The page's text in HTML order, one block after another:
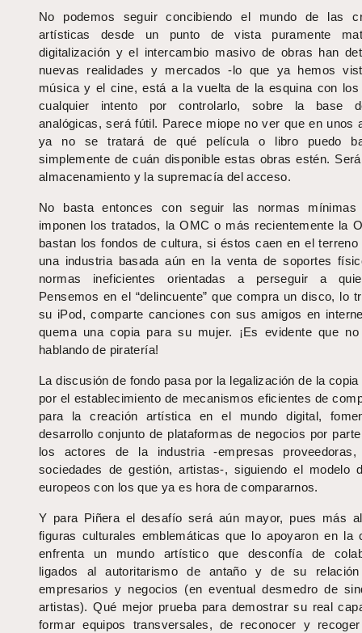
No podemos seguir concibiendo el mundo de las
artísticas desde un punto de vista puramente
digitalización y el intercambio masivo de obras han
nuevas realidades y mercados -lo que ya hemos
música y el cine, está a la vuelta de la esquina con
cualquier intento por controlarlo, sobre la base
analógicas, será fútil. Parece miope no ver que en unos
ya no se tratará de qué película o libro puedo
simplemente de cuán disponible estas obras estén.
almacenamiento y la supremacía del acceso.
No basta entonces con seguir las normas
imponen los tratados, la OMC o más recientemente la
bastan los fondos de cultura, si éstos caen en el terreno
una industria basada aún en la venta de soportes
normas ineficientes orientadas a perseguir a
Pensemos en el “delincuente” que compra un disco, lo
su iPod, comparte canciones con sus amigos en
quema una copia para su mujer. ¡Es evidente que
hablando de piratería!
La discusión de fondo pasa por la legalización de la
por el establecimiento de mecanismos eficientes de
para la creación artística en el mundo digital,
desarrollo conjunto de plataformas de negocios por
los actores de la industria -empresas proveedoras,
sociedades de gestión, artistas-, siguiendo el modelo
europeos con los que ya es hora de compararnos.
Y para Piñera el desafío será aún mayor, pues más
figuras culturales emblemáticas que lo apoyaron en la
enfrenta un mundo artístico que desconfía de
ligados al autoritarismo de antaño y de su
empresarios y negocios (en eventual desmedro de
artistas). Qué mejor prueba para demostrar su real
formar equipos transversales, de reconocer y